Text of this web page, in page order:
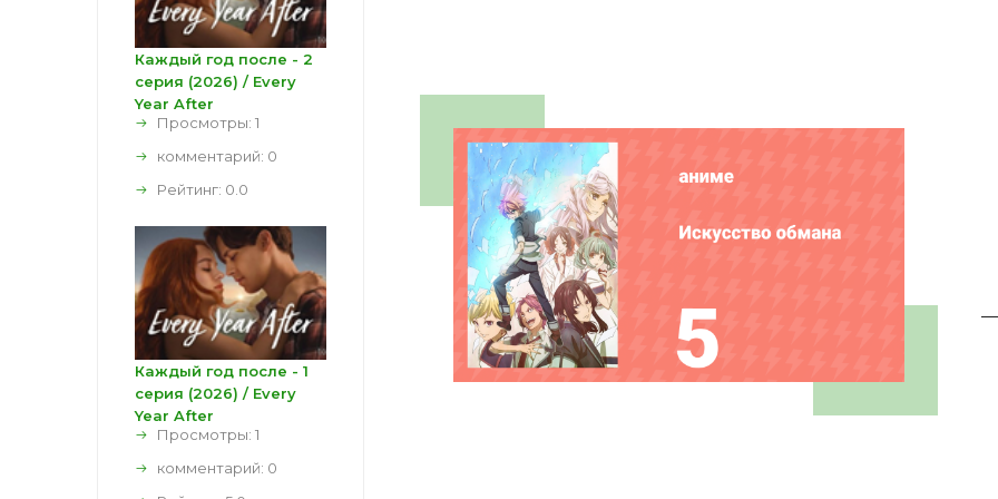
Каждый год после - 2
серия (2026) / Every
Year After
Просмотры: 1
комментарий: 0
Рейтинг: 0.0
Каждый год после - 1
серия (2026) / Every
Year After
Просмотры: 1
комментарий: 0